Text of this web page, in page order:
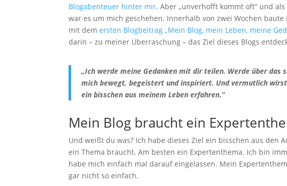
Blogabenteuer hinter mir. Aber „unverhofft kommt oft“ und
war es um mich geschehen. Innerhalb von zwei Wochen
mit demersten Blogbeitrag „Mein Blog, mein Leben, meine
darin – zu meiner Überraschung – das Ziel dieses Blogs
„Ich werde meine Gedanken mit dir teilen. Werde über das
mich bewegt, begeistert und inspiriert. Und vermutlich
ein bisschen aus meinem Leben erfahren.“
Mein Blog braucht ein
Und weißt du was? Ich habe dieses Ziel ein bisschen aus den
ein Thema braucht. Am besten ein Expertenthema. Ich bin
habe mich einfach mal darauf eingelassen. Mein
gar nicht so einfach.